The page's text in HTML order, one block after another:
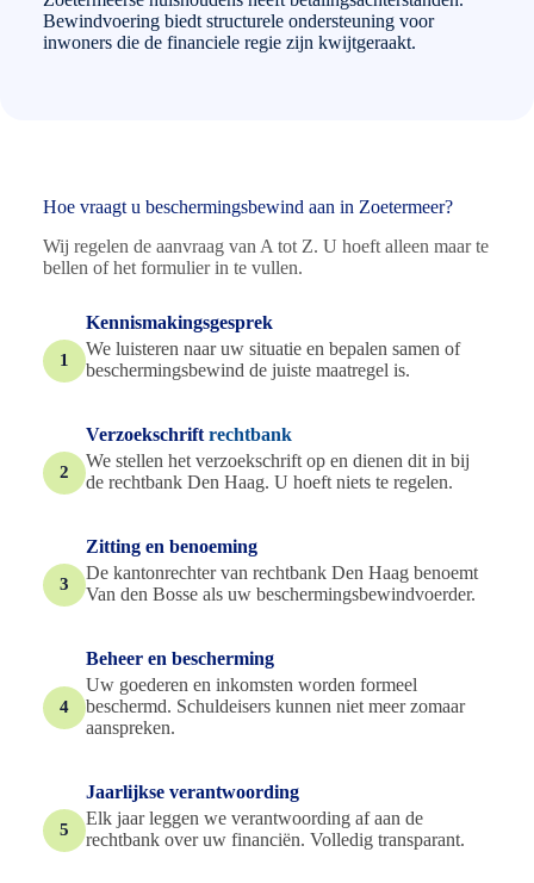
Bewindvoering biedt structurele ondersteuning voor
inwoners die de financiele regie zijn kwijtgeraakt.
Hoe vraagt u beschermingsbewind aan in Zoetermeer?
Wij regelen de aanvraag van A tot Z. U hoeft alleen maar te
bellen of het formulier in te vullen.
1
Kennismakingsgesprek
We luisteren naar uw situatie en bepalen samen of
beschermingsbewind de juiste maatregel is.
2
Verzoekschrift rechtbank
We stellen het verzoekschrift op en dienen dit in bij
de rechtbank Den Haag. U hoeft niets te regelen.
3
Zitting en benoeming
De kantonrechter van rechtbank Den Haag benoemt
Van den Bosse als uw beschermingsbewindvoerder.
4
Beheer en bescherming
Uw goederen en inkomsten worden formeel
beschermd. Schuldeisers kunnen niet meer zomaar
aanspreken.
5
Jaarlijkse verantwoording
Elk jaar leggen we verantwoording af aan de
rechtbank over uw financiën. Volledig transparant.